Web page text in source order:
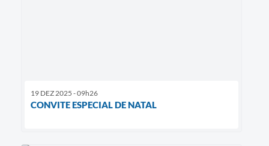
19 DEZ 2025 - 09h26
CONVITE ESPECIAL DE NATAL